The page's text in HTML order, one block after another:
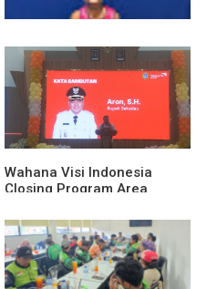
Polsek Entikong Gagalkan
Peredaran Sabu 151,76
Gram di Perbatasan
Wahana Visi Indonesia
Closing Program Area